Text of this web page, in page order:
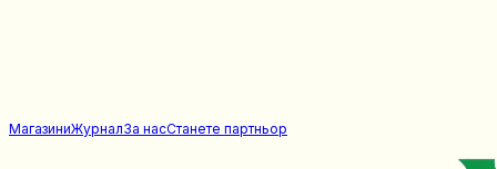
МагазиниЖурналЗа насСтанете партньор